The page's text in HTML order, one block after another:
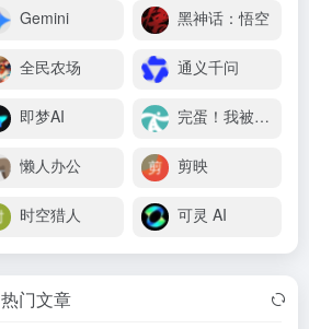
Gemini 黑神话：悟空
全民农场 通义千问
即梦AI 完蛋！我被美女包围了
懒人办公 剪映
时空猎人 可灵 AI
热门文章